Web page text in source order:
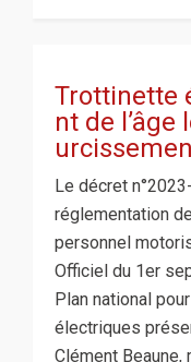
Trottinette
nt de l’âge
Le décret
réglementation
personnel
Officiel du 1er
Plan national
électriques
Clément